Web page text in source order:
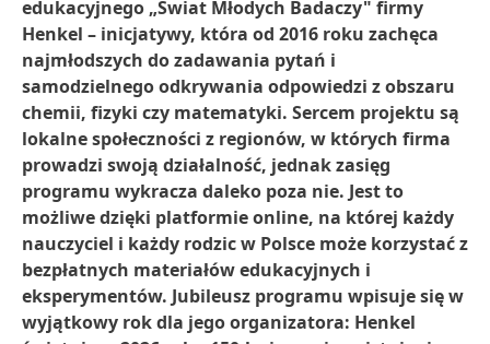
edukacyjnego „Świat Młodych Badaczy" firmy
Henkel – inicjatywy, która od 2016 roku zachęca
najmłodszych do zadawania pytań i
samodzielnego odkrywania odpowiedzi z obszaru
chemii, fizyki czy matematyki. Sercem projektu są
lokalne społeczności z regionów, w których firma
prowadzi swoją działalność, jednak zasięg
programu wykracza daleko poza nie. Jest to
możliwe dzięki platformie online, na której każdy
nauczyciel i każdy rodzic w Polsce może korzystać z
bezpłatnych materiałów edukacyjnych i
eksperymentów. Jubileusz programu wpisuje się w
wyjątkowy rok dla jego organizatora: Henkel